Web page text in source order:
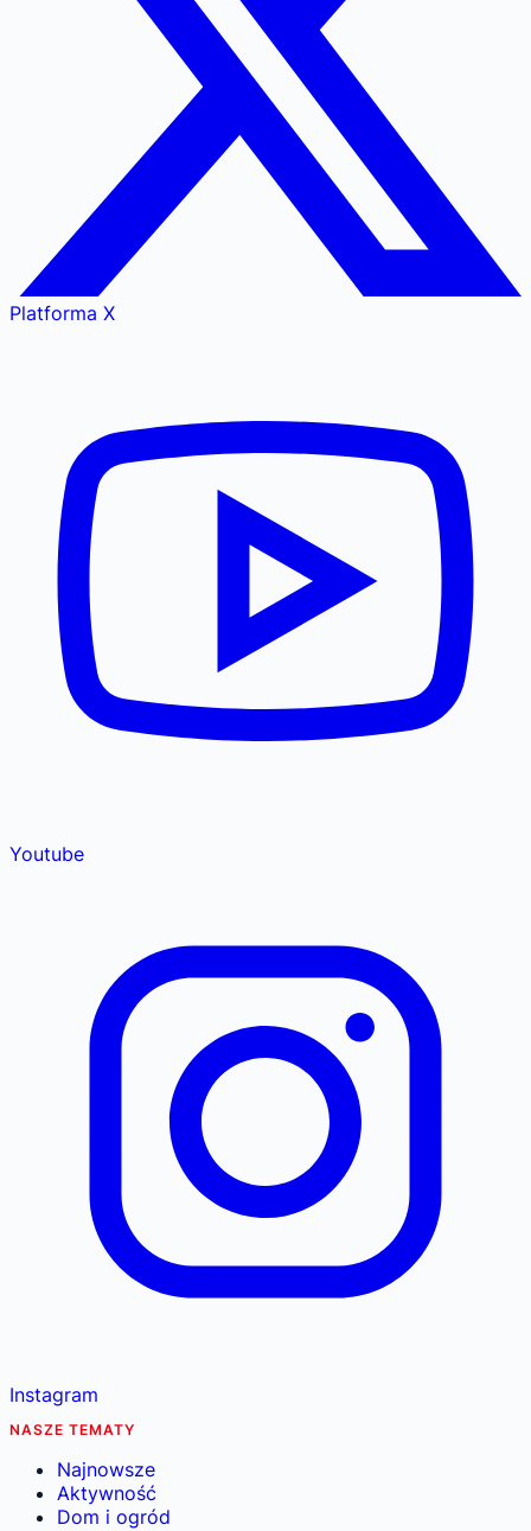
Platforma X
Youtube
Instagram
NASZE TEMATY
Najnowsze
Aktywność
Dom i ogród